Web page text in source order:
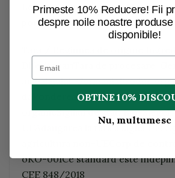
Lebensbaum, adaugati doar
porumb - si totul este gata in cel
Diferite tariTara de procesare:
ambalajului: GermaniaProdus
daPonderea ingredientelor
organicSigiliul de stat: Bio-
UEAdaugarea la tara a siglei UE:
oKO-001Ce standard este
CEE 848/2018
Primeste 10% Reducere! Fii
despre noile noastre
disponibile!
OBTINE 10%
Nu, multumesc